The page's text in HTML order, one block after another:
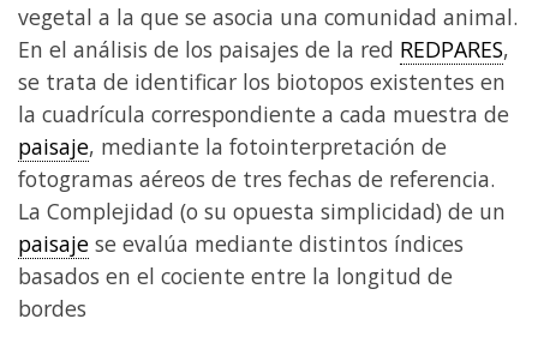
vegetal a la que se asocia una comunidad animal.
En el análisis de los paisajes de la red REDPARES,
se trata de identificar los biotopos existentes en
la cuadrícula correspondiente a cada muestra de
paisaje, mediante la fotointerpretación de
fotogramas aéreos de tres fechas de referencia.
La Complejidad (o su opuesta simplicidad) de un
paisaje se evalúa mediante distintos índices
basados en el cociente entre la longitud de
bordes